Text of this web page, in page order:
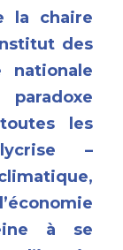
la chaire
des
nationale
les
–
à se